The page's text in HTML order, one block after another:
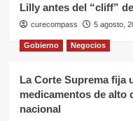
Lilly antes del “cliff”
curecompass 5 agosto,
Gobierno Negocios
La Corte Suprema fija
medicamentos de alto
nacional